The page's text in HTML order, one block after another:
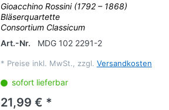
Gioacchino Rossini (1792 – 1868)
Bläserquartette
Consortium Classicum
Art.-Nr.
MDG 102 2291-2
* Preise inkl. MwSt., zzgl. Versandkosten
sofort lieferbar
21,99 € *